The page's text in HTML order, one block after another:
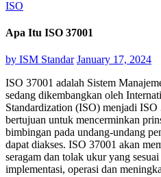
ISO
Apa Itu ISO 37001
by ISM Standar January 17, 2024
ISO 37001 adalah Sistem
sedang dikembangkan oleh
Standardization (ISO) menjadi
bertujuan untuk mencerminkan
bimbingan pada undang-undang
dapat diakses. ISO 37001 akan
seragam dan tolak ukur yang
implementasi, operasi dan